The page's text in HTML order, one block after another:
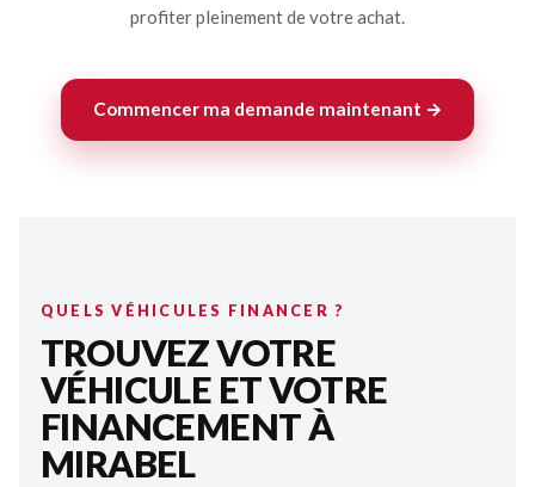
profiter pleinement de votre achat.
Commencer ma demande maintenant →
QUELS VÉHICULES FINANCER ?
TROUVEZ VOTRE
VÉHICULE ET VOTRE
FINANCEMENT À
MIRABEL